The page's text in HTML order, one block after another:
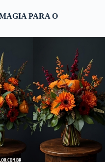
PARA O